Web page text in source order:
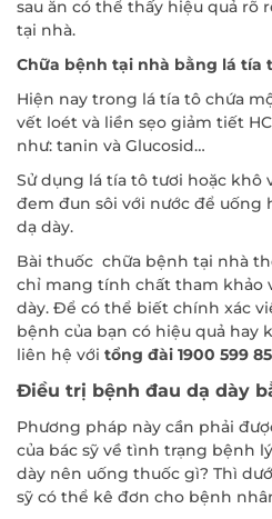
sau ăn có thể thấy hiệu quả rõ
tại nhà.
Chữa bệnh tại nhà bằng lá tía
Hiện nay trong lá tía tô chứa
vết loét và liền sẹo giảm tiết
như: tanin và Glucosid…
Sử dụng lá tía tô tươi hoặc khô
đem đun sôi với nước để uống
dạ dày.
Bài thuốc chữa bệnh tại nhà
chỉ mang tính chất tham khảo
dày. Để có thể biết chính xác
bệnh của bạn có hiệu quả hay
liên hệ với tổng đài 1900 599
Điều trị bệnh đau dạ dày
Phương pháp này cần phải
của bác sỹ về tình trạng bệnh
dày nên uống thuốc gì? Thì
sỹ có thể kê đơn cho bệnh